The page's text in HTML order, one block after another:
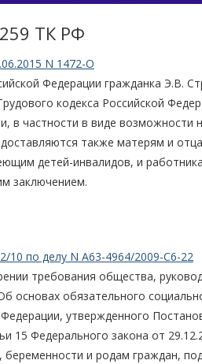
TК РФ
N 1472-О
Федерации гражданка Э.В.
кодекса Российской
в частности в виде возможности
также матерям и
детей-инвалидов, и
заключением.
10 по делу N А63-4964/2009-С6-22
требования общества,
основах обязательного
утвержденного
15 Федерального закона от
и родам граждан,